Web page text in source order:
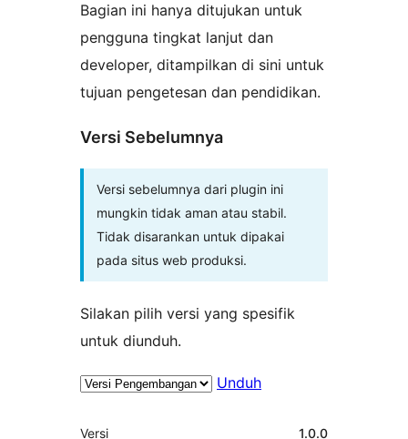
Bagian ini hanya ditujukan untuk
pengguna tingkat lanjut dan
developer, ditampilkan di sini untuk
tujuan pengetesan dan pendidikan.
Versi Sebelumnya
Versi sebelumnya dari plugin ini
mungkin tidak aman atau stabil.
Tidak disarankan untuk dipakai
pada situs web produksi.
Silakan pilih versi yang spesifik
untuk diunduh.
Unduh
Meta
Versi 1.0.0